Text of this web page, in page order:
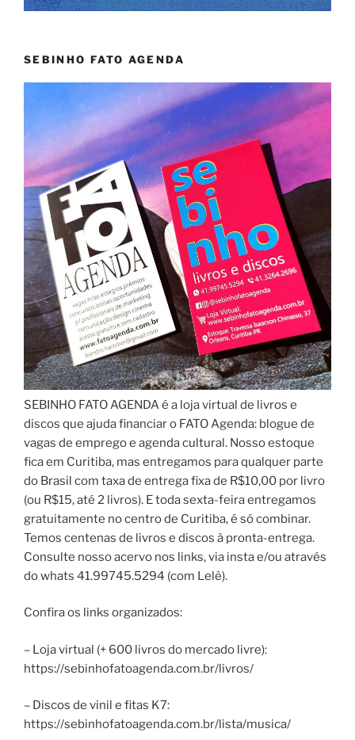
SEBINHO FATO AGENDA
SEBINHO FATO AGENDA é a loja virtual de livros e
discos que ajuda financiar o FATO Agenda: blogue de
vagas de emprego e agenda cultural. Nosso estoque
fica em Curitiba, mas entregamos para qualquer parte
do Brasil com taxa de entrega fixa de R$10,00 por livro
(ou R$15, até 2 livros). E toda sexta-feira entregamos
gratuitamente no centro de Curitiba, é só combinar.
Temos centenas de livros e discos à pronta-entrega.
Consulte nosso acervo nos links, via insta e/ou através
do whats 41.99745.5294 (com Lelê).
Confira os links organizados:
– Loja virtual (+ 600 livros do mercado livre):
https://sebinhofatoagenda.com.br/livros/
– Discos de vinil e fitas K7:
https://sebinhofatoagenda.com.br/lista/musica/